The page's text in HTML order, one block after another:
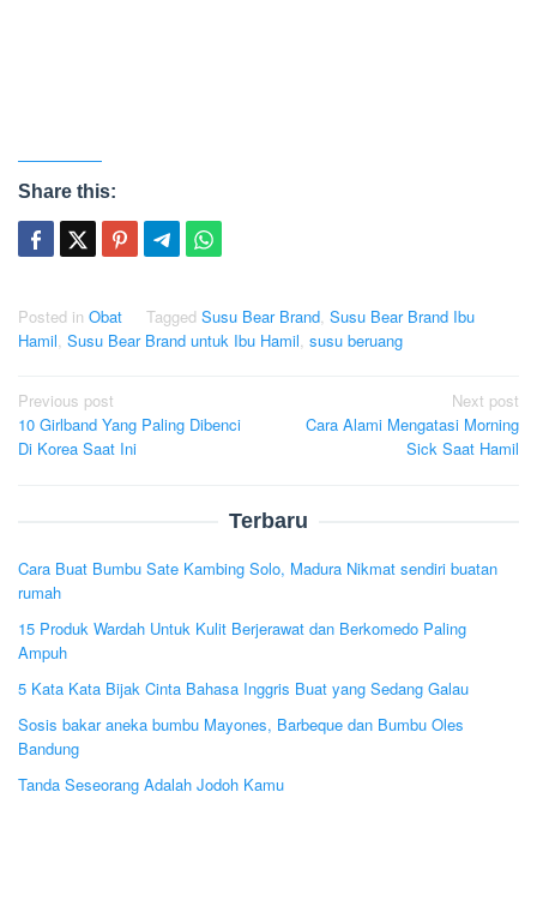
Share this:
Posted in Obat Tagged Susu Bear Brand Susu Bear Brand Ibu
Hamil Susu Bear Brand untuk Ibu Hamil susu beruang
Post
navigation
Previous post
10 Girlband Yang Paling Dibenci
Di Korea Saat Ini
Next post
Cara Alami Mengatasi Morning
Sick Saat Hamil
Terbaru
Cara Buat Bumbu Sate Kambing Solo, Madura Nikmat sendiri buatan
rumah
15 Produk Wardah Untuk Kulit Berjerawat dan Berkomedo Paling
Ampuh
5 Kata Kata Bijak Cinta Bahasa Inggris Buat yang Sedang Galau
Sosis bakar aneka bumbu Mayones, Barbeque dan Bumbu Oles
Bandung
Tanda Seseorang Adalah Jodoh Kamu